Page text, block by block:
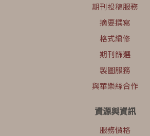
期刊投稿服務
摘要撰寫
格式編修
期刊篩選
製圖服務
與華樂絲合作
資源與資訊
服務價格